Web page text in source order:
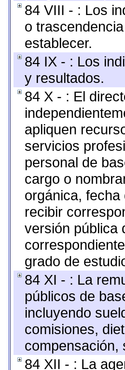
84 VIII - : Los
o
establecer.
84 IX - : Los
y resultados.
84 X - : El
apliquen
servicios
personal de
cargo o
orgánica,
recibir
versión pública
grado de
84 XI - : La
públicos de
incluyendo
comisiones,
compensación,
84 XII - : La